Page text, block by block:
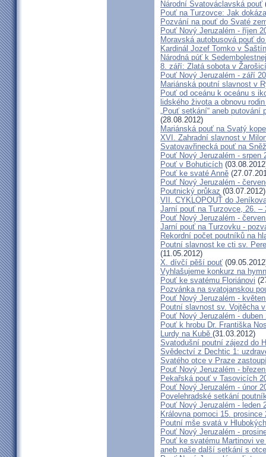
Národní Svatováclavská pouť
Pouť na Turzovce: Jak
Pozvání na pouť do Svaté
Pouť Nový Jeruzalém - říjen
Moravská autobusová pouť
Kardinál Jozef Tomko v
Národná púť k
8. září: Zlatá sobota v
Pouť Nový Jeruzalém - září
Mariánská poutní slavnost v
Pouť od oceánu k oceánu s
lidského života a obnovu
„Pouť setkání“ aneb
(28.08.2012)
Mariánská pouť na Svatý
XVI. Zahradní slavnost v
Svatovavřinecká pouť na
Pouť Nový Jeruzalém - srpen
Pouť v Bohuticích
Pouť ke svaté Anně
Pouť Nový Jeruzalém -
Poutnický průkaz (03.07.2012)
VII. CYKLOPOUŤ do
Jarní pouť na Turzovce, 26. –
Pouť Nový Jeruzalém -
Jarní pouť na Turzovku -
Rekordní počet poutníků na
Poutní slavnost ke cti sv.
(11.05.2012)
X. dívčí pěší pouť
Vyhlašujeme konkurz na
Pouť ke svatému Floriánovi
Pozvánka na svatojanskou
Pouť Nový Jeruzalém -
Poutní slavnost sv. Vojtěcha
Pouť Nový Jeruzalém - duben
Pouť k hrobu Dr. Františka
Lurdy na Kubě (31.03.2012)
Svatodušní poutní zájezd do
Svědectví z Dechtic 1:
Svatého otce v Praze
Pouť Nový Jeruzalém -
Pekařská pouť v Tasovicích
Pouť Nový Jeruzalém - únor
Povelehradské setkání
Pouť Nový Jeruzalém - leden
Královna pomoci 15. prosince
Poutní mše svatá v
Pouť Nový Jeruzalém -
Pouť ke svatému Martinovi
aneb naše další setkání s